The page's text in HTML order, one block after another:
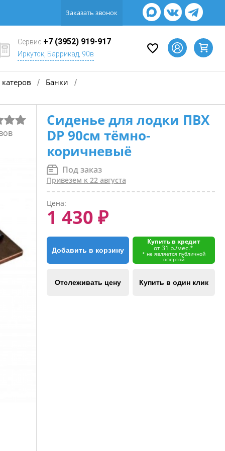
Заказать звонок
Сервис +7 (3952) 919-917
Иркутск, Баррикад, 90в
/ Банки /
Сиденье для лодки ПВХ
DP 90см тёмно-
коричневыё
Под заказ
Привезем к 22 августа
Цена:
1 430 ₽
Добавить в корзину
Купить в кредит
от 31 р./мес.*
* не является публичной
офертой
Отслеживать цену Купить в один клик